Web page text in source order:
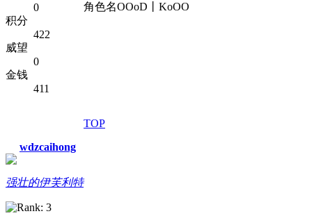
0
积分
422
威望
0
金钱
411
角色名OOoD丨KoOO
TOP
wdzcaihong
强壮的伊芙利特